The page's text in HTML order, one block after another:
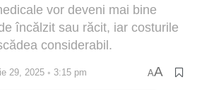
vor deveni mai bine
încălzit sau răcit, iar costurile
considerabil.
29, 2025 ◦ 3:15 pm AA